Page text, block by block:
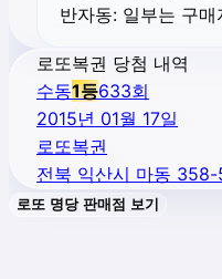
반자동: 일부는 구
로또복권 당첨 내역
수동1등633회
2015년 01월 17일
로또복권
전북 익산시 마동 358-
로또 명당 판매점 보기